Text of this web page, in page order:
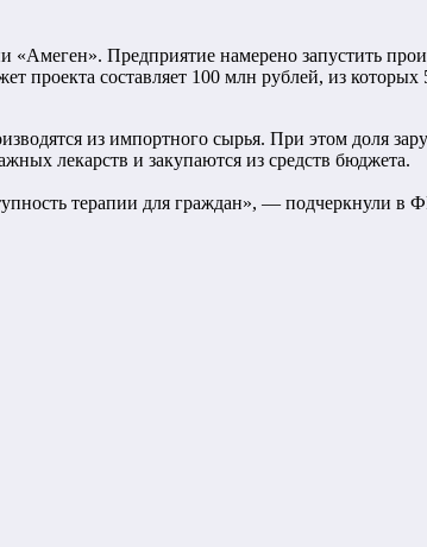
Предприятие намерено запустить
проекта составляет 100 млн рублей, из
из импортного сырья. При этом доля
лекарств и закупаются из средств бюджета.
терапии для граждан», — подчеркнули в